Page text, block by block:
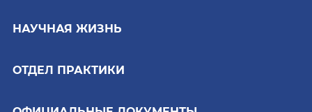
НАУЧНАЯ ЖИЗНЬ
ОТДЕЛ ПРАКТИКИ